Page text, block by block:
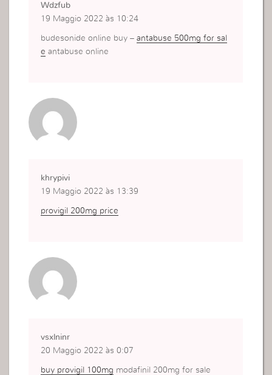
Wdzfub
19 Maggio 2022 às 10:24
budesonide online buy –antabuse 500mg for sal
e antabuse online
khrypivi
19 Maggio 2022 às 13:39
provigil 200mg price
vsxlninr
20 Maggio 2022 às 0:07
buy provigil 100mg modafinil 200mg for sale